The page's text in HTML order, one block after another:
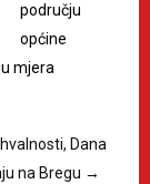
području
općine
mjera
Dana
na Bregu →